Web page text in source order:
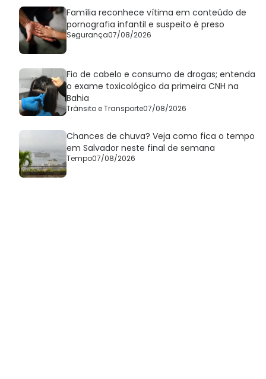
Família reconhece vítima em conteúdo de
pornografia infantil e suspeito é preso
Segurança07/08/2026
Fio de cabelo e consumo de drogas; entenda
o exame toxicológico da primeira CNH na
Bahia
Trânsito e Transporte07/08/2026
Chances de chuva? Veja como fica o tempo
em Salvador neste final de semana
Tempo07/08/2026